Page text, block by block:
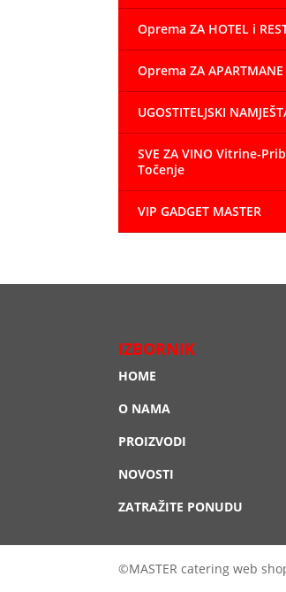
Oprema ZA HOTEL i
Oprema ZA APARTMANE
UGOSTITELJSKI
SVE ZA VINO Vitrine-
Točenje
VIP GADGET MASTER
IZBORNIK
HOME
O NAMA
PROIZVODI
NOVOSTI
ZATRAŽITE PONUDU
©MASTER catering web